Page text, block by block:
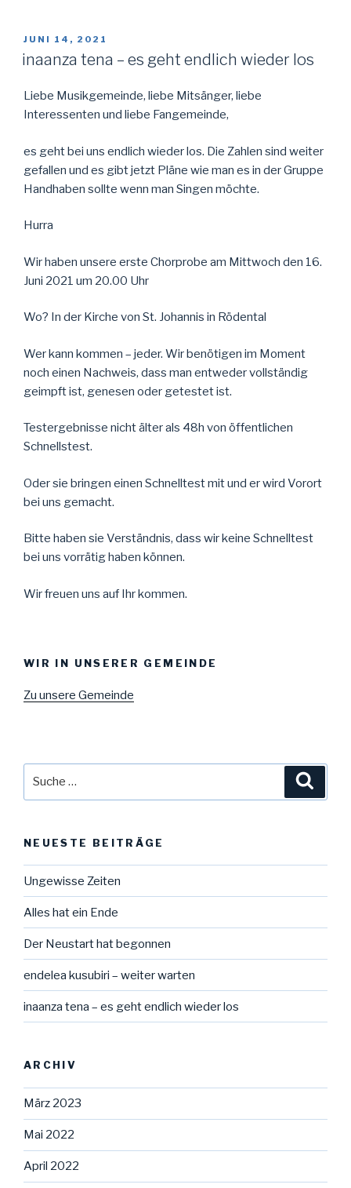
VERÖFFENTLICHT
AM
JUNI 14, 2021
inaanza tena – es geht endlich wieder los
Liebe Musikgemeinde, liebe Mitsänger, liebe
Interessenten und liebe Fangemeinde,
es geht bei uns endlich wieder los. Die Zahlen sind weiter
gefallen und es gibt jetzt Pläne wie man es in der Gruppe
Handhaben sollte wenn man Singen möchte.
Hurra
Wir haben unsere erste Chorprobe am Mittwoch den 16.
Juni 2021 um 20.00 Uhr
Wo? In der Kirche von St. Johannis in Rödental
Wer kann kommen – jeder. Wir benötigen im Moment
noch einen Nachweis, dass man entweder vollständig
geimpft ist, genesen oder getestet ist.
Testergebnisse nicht älter als 48h von öffentlichen
Schnellstest.
Oder sie bringen einen Schnelltest mit und er wird Vorort
bei uns gemacht.
Bitte haben sie Verständnis, dass wir keine Schnelltest
bei uns vorrätig haben können.
Wir freuen uns auf Ihr kommen.
WIR IN UNSERER GEMEINDE
Zu unsere Gemeinde
NEUESTE BEITRÄGE
Ungewisse Zeiten
Alles hat ein Ende
Der Neustart hat begonnen
endelea kusubiri – weiter warten
inaanza tena – es geht endlich wieder los
ARCHIV
März 2023
Mai 2022
April 2022